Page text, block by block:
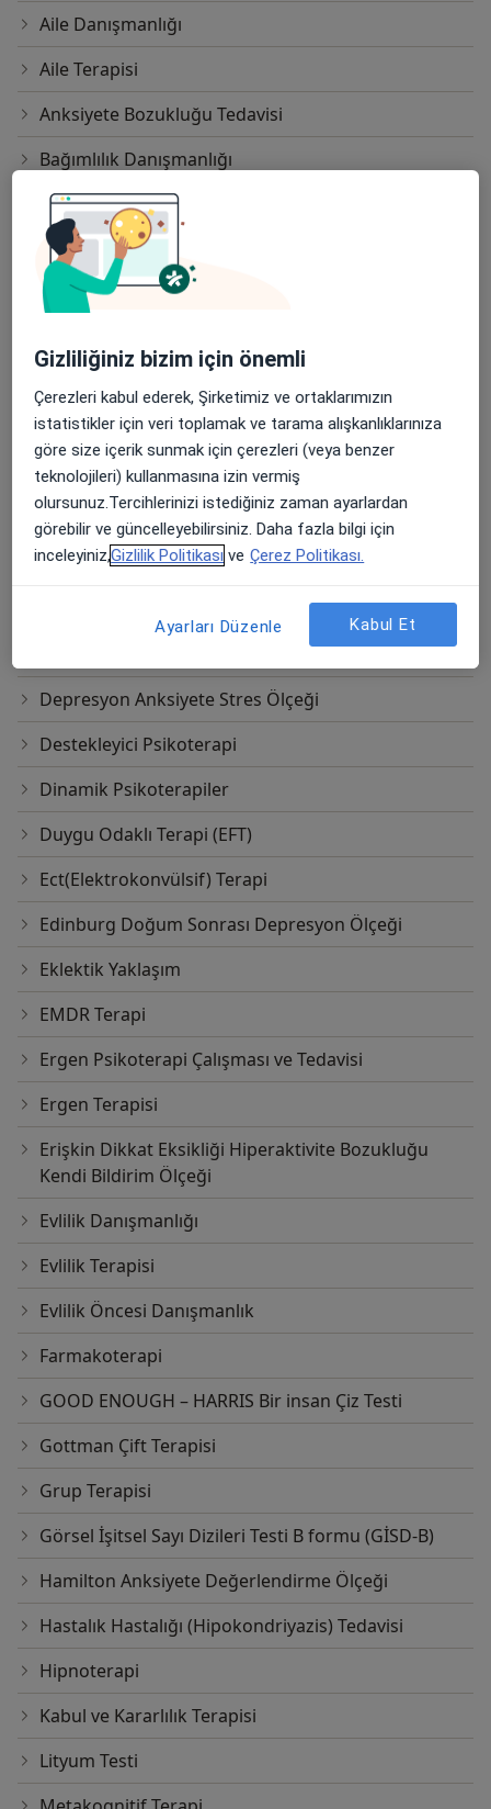
Aile Danışmanlığı
Aile Terapisi
Anksiyete Bozukluğu Tedavisi
Bağımlılık Danışmanlığı
Bağımlılık Tedavisi
Bağımlılık Terapisi
Beck Anksiyete Ölçeği Değerlendirme
Bipolar Bozukluk Tedavisi
Bireysel Psikoterapi Çalışması ve Tedavisi
Boşanma Danışmanlığı
Bütüncül Psikoterapi
Depresyon Anksiyete Stres Ölçeği
Destekleyici Psikoterapi
Dinamik Psikoterapiler
Duygu Odaklı Terapi (EFT)
Ect(Elektrokonvülsif) Terapi
Edinburg Doğum Sonrası Depresyon Ölçeği
Eklektik Yaklaşım
EMDR Terapi
Ergen Psikoterapi Çalışması ve Tedavisi
Ergen Terapisi
Erişkin Dikkat Eksikliği Hiperaktivite Bozukluğu
Kendi Bildirim Ölçeği
Evlilik Danışmanlığı
Evlilik Terapisi
Evlilik Öncesi Danışmanlık
Farmakoterapi
GOOD ENOUGH – HARRIS Bir insan Çiz Testi
Gottman Çift Terapisi
Grup Terapisi
Görsel İşitsel Sayı Dizileri Testi B formu (GİSD-B)
Hamilton Anksiyete Değerlendirme Ölçeği
Hastalık Hastalığı (Hipokondriyazis) Tedavisi
Hipnoterapi
Kabul ve Kararlılık Terapisi
Lityum Testi
Gizliliğiniz bizim için önemli
Çerezleri kabul ederek, Şirketimiz ve ortaklarımızın
istatistikler için veri toplamak ve tarama alışkanlıklarınıza
göre size içerik sunmak için çerezleri (veya benzer
teknolojileri) kullanmasına izin vermiş
olursunuz.Tercihlerinizi istediğiniz zaman ayarlardan
görebilir ve güncelleyebilirsiniz. Daha fazla bilgi için
inceleyiniz,Gizlilik Politikası ve Çerez Politikası.
Ayarları Düzenle Kabul Et